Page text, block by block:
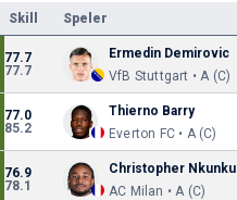
Skill Speler
77.7
77.7
Ermedin Demirovic
VfB Stuttgart • A (C)
77.0
85.2
Thierno Barry
Everton FC • A (C)
76.9
78.1
Christopher Nkunku
AC Milan • A (C)